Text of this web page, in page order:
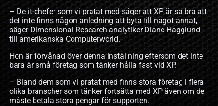
– De it-chefer som vi pratat med säger att XP är så bra att
det inte finns någon anledning att byta till något annat,
säger Dimensional Research analytiker Diane Hagglund
till amerikanska Computerworld.
Hon är förvånad över denna inställning eftersom det inte
bara är små företag som tänker hålla fast vid XP.
– Bland dem som vi pratat med finns stora företag i flera
olika branscher som tänker fortsätta med XP även om de
måste betala stora pengar för supporten.